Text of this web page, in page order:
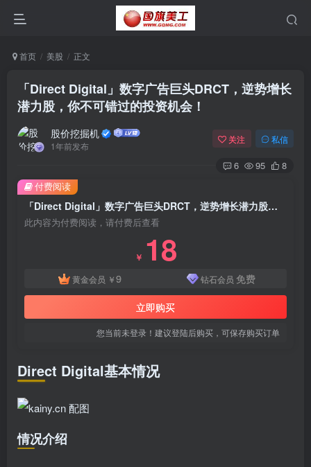
首页 美股 正文
「Direct Digital」数字广告巨头DRCT，逆势增长
潜力股，你不可错过的投资机会！
股价挖掘机
1年前发布
关注 私信
6 95 8
「Direct Digital」数字广告巨头DRCT，逆势增长潜力股，你不可错过的投资机会！
此内容为付费阅读，请付费后查看
￥ 18
黄金会员 ￥9 钻石会员 免费
立即购买
您当前未登录！建议登陆后购买，可保存购买订单
付费阅读
Direct Digital基本情况
情况介绍